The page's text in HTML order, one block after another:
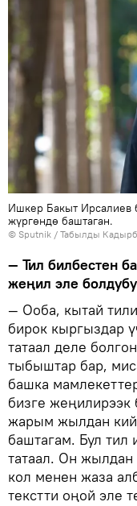
Ишкер Бакыт Ирсалиев
жүргөндө баштаган.
© Sputnik / Табылды
— Тил билбестен
жеңил эле
— Ооба, кытай
бирок кыргыздар
татаал деле
тыбыштар бар,
башка
бизге жеңилирээк
жарым жылдан
баштагам. Бул тил
татаал. Он
кол менен жаза
текстти оңой эле